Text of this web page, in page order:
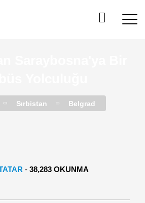
Sırbistan Belgrad
- 38,283 OKUNMA